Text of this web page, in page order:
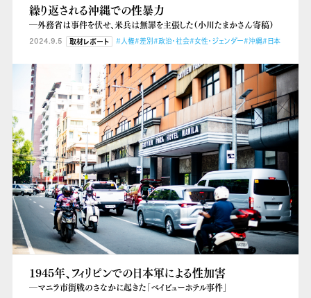
繰り返される沖縄での性暴力
―外務省は事件を伏せ、米兵は無罪を主張した（小川たまかさん寄稿）
2024.9.5 取材レポート #人権#差別#政治・社会#女性・ジェンダー#沖縄#日本
1945年、フィリピンでの日本軍による性加害
―マニラ市街戦のさなかに起きた「ベイビューホテル事件」